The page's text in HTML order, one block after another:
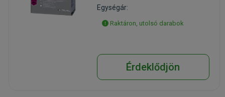
Egységár:
Raktáron, utolsó darabok
Érdeklődjön